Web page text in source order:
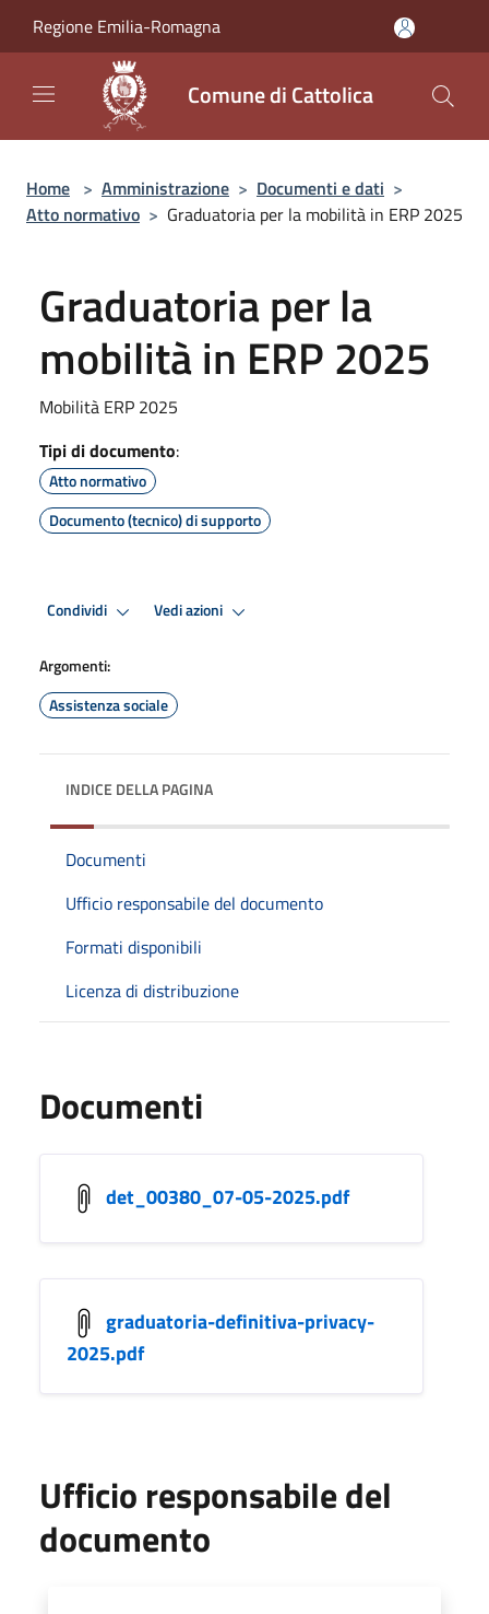
Regione Emilia-Romagna
Comune di Cattolica
Home > Amministrazione > Documenti e dati >
Atto normativo > Graduatoria per la mobilità in ERP 2025
Graduatoria per la
mobilità in ERP 2025
Mobilità ERP 2025
Tipi di documento:
Atto normativo
Documento (tecnico) di supporto
Condividi Vedi azioni
Argomenti:
Assistenza sociale
INDICE DELLA PAGINA
Documenti
Ufficio responsabile del documento
Formati disponibili
Licenza di distribuzione
Documenti
det_00380_07-05-2025.pdf
graduatoria-definitiva-privacy-
2025.pdf
Ufficio responsabile del
documento